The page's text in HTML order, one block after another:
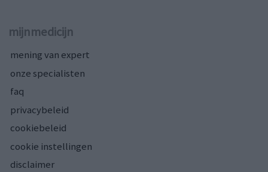
mijnmedicijn
mening van expert
onze specialisten
faq
privacybeleid
cookiebeleid
cookie instellingen
disclaimer